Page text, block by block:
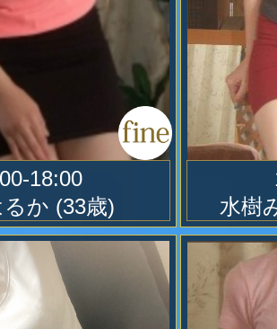
スリッパを用意して居り
い。
18:00
か (33歳)
水樹